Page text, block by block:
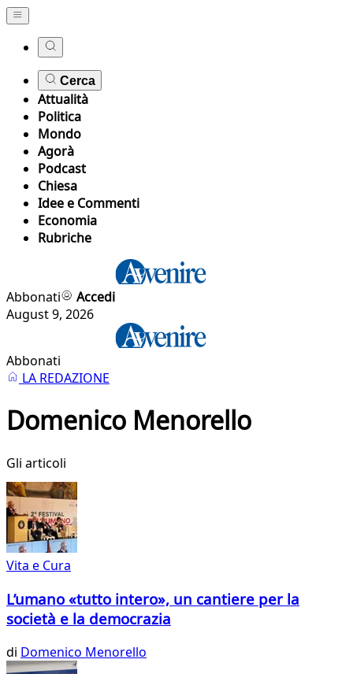
Cerca
Attualità
Politica
Mondo
Agorà
Podcast
Chiesa
Idee e Commenti
Economia
Rubriche
Abbonati
Accedi
August 9, 2026
Abbonati
LA REDAZIONE
Domenico Menorello
Gli articoli
Vita e Cura
L’umano «tutto intero», un cantiere per la
società e la democrazia
di Domenico Menorello